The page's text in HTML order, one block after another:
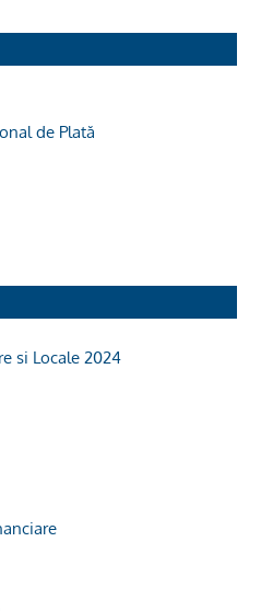
de Plată
si Locale 2024